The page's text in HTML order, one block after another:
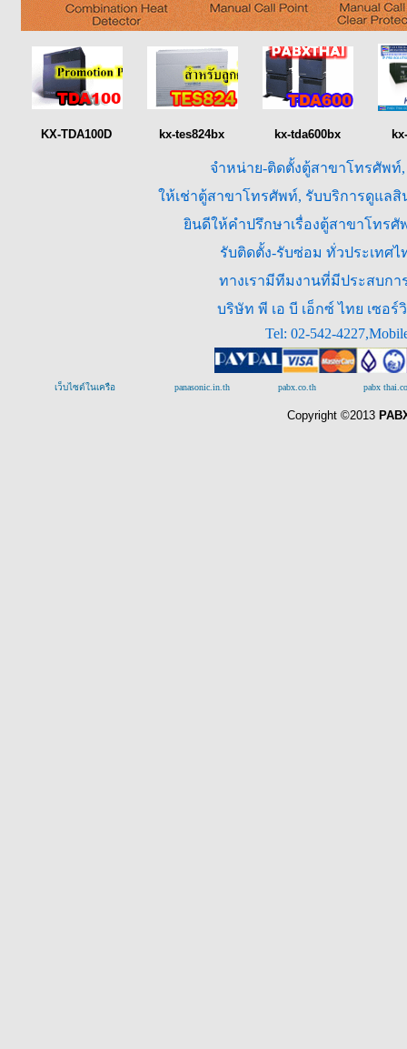
KX-TDA100D kx-tes824bx kx-tda600bx
จำหน่าย-ติดตั้งตู้สาขาโทรศัพ
ให้เช่าตู้สาขาโทรศัพท์, รับบริการดูแล
ยินดีให้คำปรึกษาเรื่องตู้สาขาโทร
รับติดตั้ง-รับซ่อม ทั่วประเทศ
ทางเรามีทีมงานที่มีประสบกา
บริษัท พี เอ บี เอ็กซ์ ไทย เซอ
Tel: 02-542-
เว็บไซต์ในเครือ panasonic.in.th pabx.co.th pabx
Copyright ©2013